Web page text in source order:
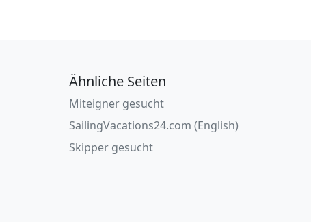
Ähnliche Seiten
Miteigner gesucht
SailingVacations24.com (English)
Skipper gesucht